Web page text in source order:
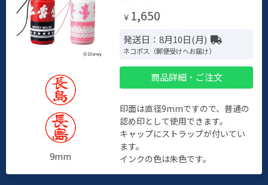
9mm
￥ 1,650
発送日：8月10日(月)
ネコポス（郵便受けへお届け）
商品詳細・ご注文
印面は直径9mmですので、普通の
認め印として使用できます。
キャップにストラップが付いてい
ます。
インクの色は朱色です。